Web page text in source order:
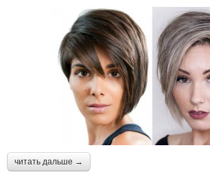
читать дальше →